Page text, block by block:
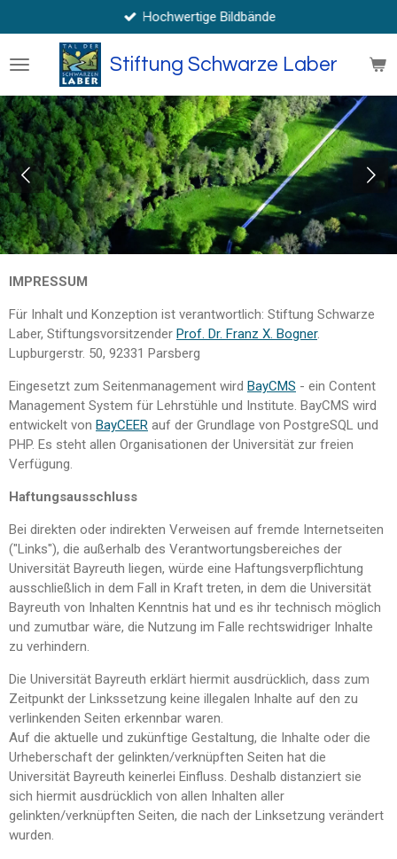
Hauptinhalt
springen
Stiftung Schwarze Laber
Hochwertige Bildbände
IMPRESSUM
Für Inhalt und Konzeption ist verantwortlich: Stiftung Schwarze
Laber, Stiftungsvorsitzender Prof. Dr. Franz X. Bogner.
Lupburgerstr. 50, 92331 Parsberg
Eingesetzt zum Seitenmanagement wird BayCMS - ein Content
Management System für Lehrstühle und Institute. BayCMS wird
entwickelt von BayCEER auf der Grundlage von PostgreSQL und
PHP. Es steht allen Organisationen der Universität zur freien
Verfügung.
Haftungsausschluss
Bei direkten oder indirekten Verweisen auf fremde Internetseiten
("Links"), die außerhalb des Verantwortungsbereiches der
Universität Bayreuth liegen, würde eine Haftungsverpflichtung
ausschließlich in dem Fall in Kraft treten, in dem die Universität
Bayreuth von Inhalten Kenntnis hat und es ihr technisch möglich
und zumutbar wäre, die Nutzung im Falle rechtswidriger Inhalte
zu verhindern.
Die Universität Bayreuth erklärt hiermit ausdrücklich, dass zum
Zeitpunkt der Linkssetzung keine illegalen Inhalte auf den zu
verlinkenden Seiten erkennbar waren.
Auf die aktuelle und zukünftige Gestaltung, die Inhalte oder die
Urheberschaft der gelinkten/verknüpften Seiten hat die
Universität Bayreuth keinerlei Einfluss. Deshalb distanziert sie
sich hiermit ausdrücklich von allen Inhalten aller
gelinkten/verknüpften Seiten, die nach der Linksetzung verändert
wurden.